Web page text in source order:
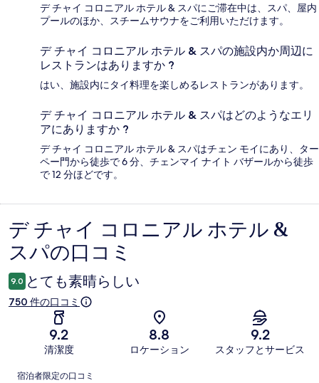
デ チャイ コロニアル ホテル & スパにご滞在中は、スパ、屋内
プールのほか、スチームサウナをご利用いただけます。
デ チャイ コロニアル ホテル & スパの施設内か周辺に
レストランはありますか ?
はい、施設内にタイ料理を楽しめるレストランがあります。
デ チャイ コロニアル ホテル & スパはどのようなエリ
アにありますか ?
デ チャイ コロニアル ホテル & スパはチェン モイにあり、ター
ペー門から徒歩で 6 分、チェンマイ ナイト バザールから徒歩
で 12 分ほどです。
口
コ
ミ
デ チャイ コロニアル ホテル &
スパの口コミ
9.0 とても素晴らしい
750 件の口コミ
9.2
清潔度
8.8
ロケーション
9.2
スタッフとサービス
口
宿泊者限定の口コミ